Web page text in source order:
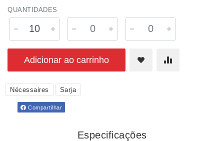
QUANTIDADES
Adicionar ao carrinho
Nécessaires Sarja
Compartilhar
Especificações